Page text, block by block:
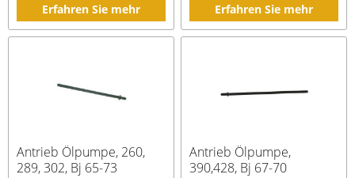
Erfahren Sie mehr Erfahren Sie mehr
Antrieb Ölpumpe, 260,
289, 302, Bj 65-73
Antrieb Ölpumpe,
390,428, Bj 67-70